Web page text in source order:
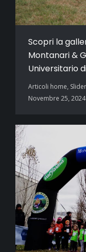
Scopri la
Montanari &
Universitario
Articoli home,
Novembre 25, 2024